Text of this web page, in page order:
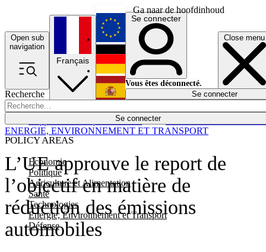
Ga naar de hoofdinhoud
Open sub
navigation
Close menu
Recherche
Se connecter
POLICY AREAS
Economie
Politique
Agriculture et Alimentation
Santé
Technologies
Energie, Environnement et Transport
Défense
Économie
Français
English
Deutsch
Español
Se connecter
Vous êtes déconnecté.
Se connecter
L’UE approuve le report de
l’objectif en matière de
réduction des émissions
automobiles
ENERGIE, ENVIRONNEMENT ET TRANSPORT